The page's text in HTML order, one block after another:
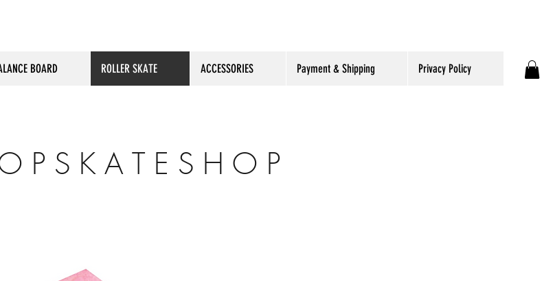
BOARD ROLLER SKATE ACCESSORIES Payment & Shipping Privacy Policy
P S K A T E S H O P